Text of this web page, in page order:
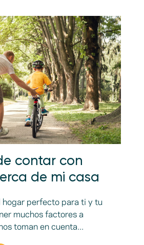
contar con
de mi casa
hogar perfecto para ti y tu
muchos factores a
toman en cuenta...